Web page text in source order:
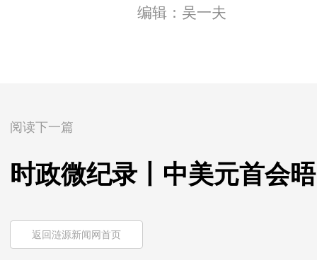
编辑：吴一夫
阅读下一篇
时政微纪录丨中美元首会
返回涟源新闻网首页